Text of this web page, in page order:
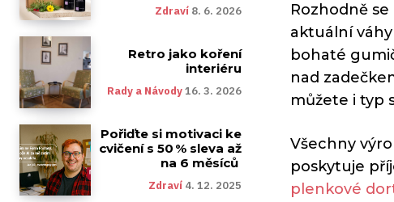
Zdraví 8. 6. 2026
Retro jako koření
interiéru
Rady a Návody16. 3. 2026
Pořiďte si motivaci ke
cvičení s 50 % sleva až
na 6 měsíců
Zdraví 4. 12. 2025
Rozhodně
aktuální
bohaté
nad
můžete i typ
Všechny
poskytuje
plenkové